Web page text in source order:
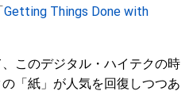
Getting Things Done with
このデジタル・ハイテクの時
「紙」が人気を回復しつつあ